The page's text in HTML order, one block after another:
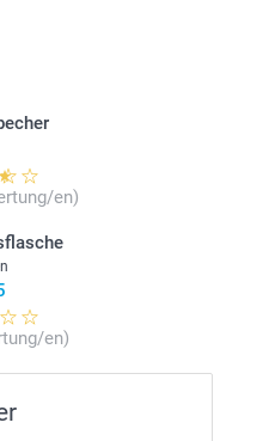
en)
en)